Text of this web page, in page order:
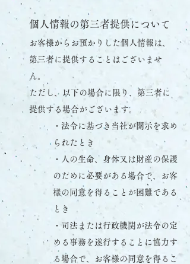
個人情報の第三者提供について
お客様からお預かりした個人情報は、
第三者に提供することはございませ
ん。
ただし、以下の場合に限り、第三者に
提供する場合がございます。
・法令に基づき当社が開示を求め
られたとき
・人の生命、身体又は財産の保護
のために必要がある場合で、お客
様の同意を得ることが困難である
とき
・司法または行政機関が法令の定
める事務を遂行することに協力す
る場合で、お客様の同意を得るこ